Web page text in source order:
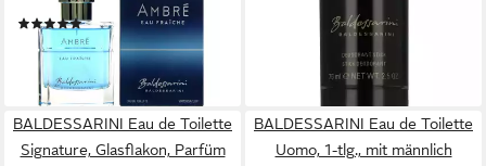
(1)
ab 26,20 €
(291,11 €/ 1 l)
lieferbar - in 2-3 Werktagen bei dir
lieferbar - in 2-3 Werktagen bei dir
BALDESSARINI Eau de Toilette
Signature, Glasflakon, Parfüm
BALDESSARINI Eau de Toilette
Uomo, 1-tlg., mit männlich